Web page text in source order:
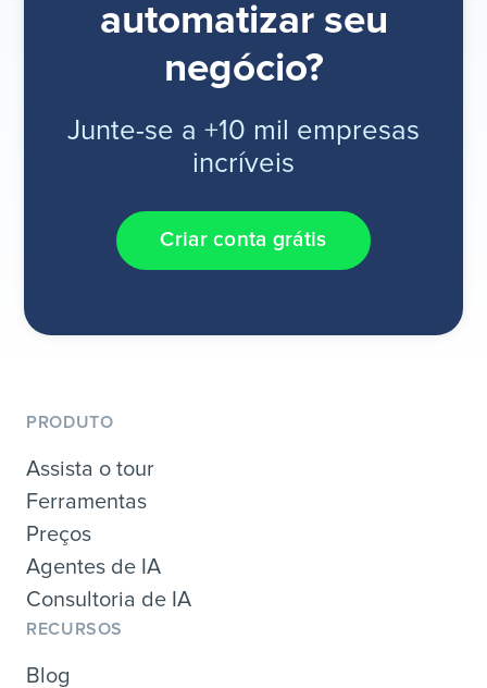
automatizar seu
negócio?
Junte-se a +10 mil empresas
incríveis
Criar conta grátis
PRODUTO
Assista o tour
Ferramentas
Preços
Agentes de IA
Consultoria de IA
RECURSOS
Blog